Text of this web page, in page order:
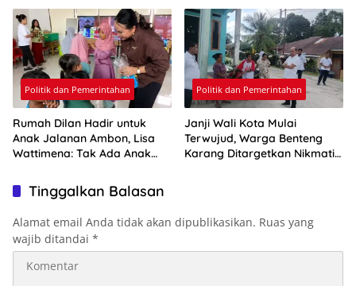
Politik dan Pemerintahan
Rumah Dilan Hadir untuk
Anak Jalanan Ambon, Lisa
Wattimena: Tak Ada Anak
Depannya
Politik dan Pemerintahan
Janji Wali Kota Mulai
Terwujud, Warga Benteng
Karang Ditargetkan Nikmati
Tinggalkan Balasan
Alamat email Anda tidak akan dipublikasikan. Ruas yang
wajib ditandai *